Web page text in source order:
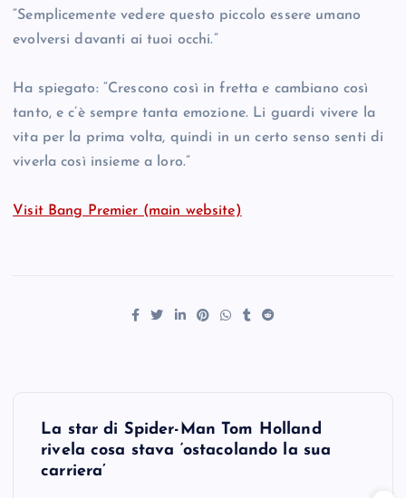
“Semplicemente vedere questo piccolo essere umano
evolversi davanti ai tuoi occhi.”
Ha spiegato: “Crescono così in fretta e cambiano così
tanto, e c’è sempre tanta emozione. Li guardi vivere la
vita per la prima volta, quindi in un certo senso senti di
viverla così insieme a loro.”
Visit Bang Premier (main website)
La star di Spider-Man Tom Holland
rivela cosa stava ‘ostacolando la sua
carriera’